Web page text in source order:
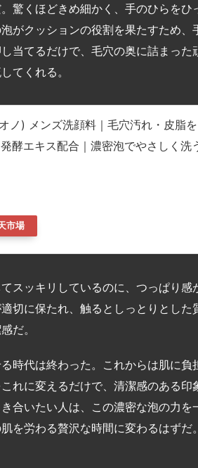
驚くほどきめ細かく、手のひらをひ
がクッションの役割を果たすため、
当てるだけで、毛穴の奥に詰まった
てくれる。
ノ) メンズ洗顔料｜毛穴汚れ・皮脂
酵エキス配合｜濃密泡でやさしく洗
市場
スッキリしているのに、つっぱり感
切に保たれ、触るとしっとりとした
だ。
時代は終わった。これからは肌に負
れに変えるだけで、清潔感のある印
合いたい人は、この濃密な泡の力を
を労わる贅沢な時間に変わるはずだ。